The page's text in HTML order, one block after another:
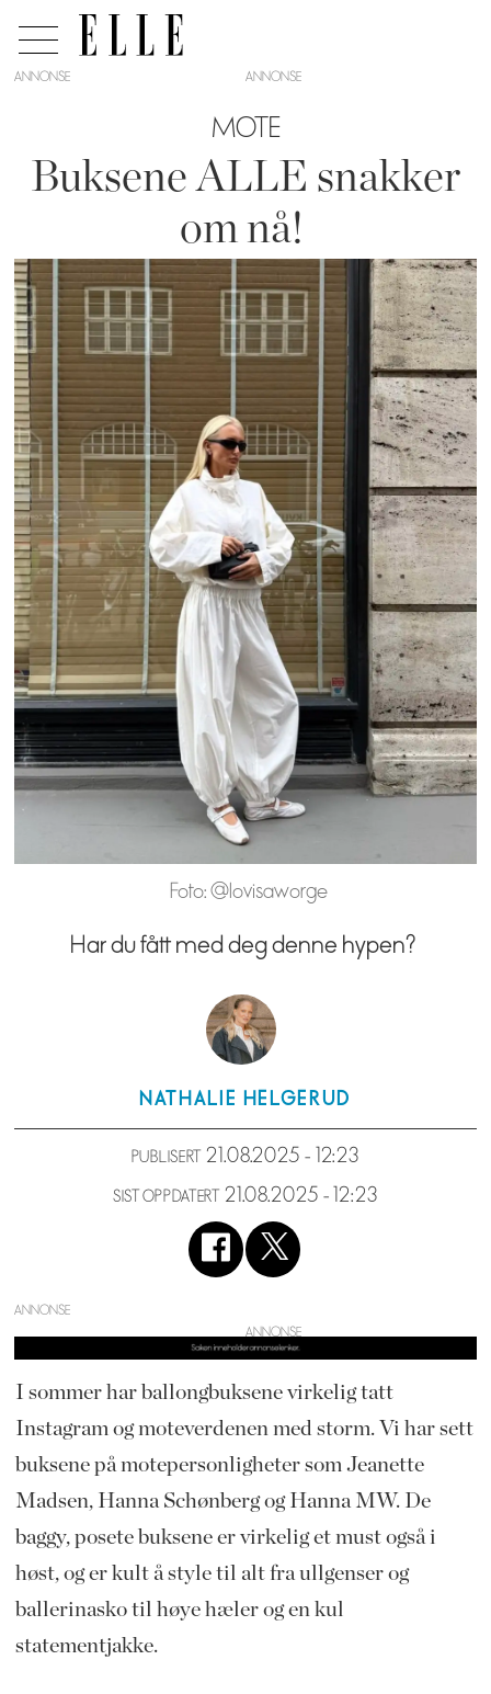
ANNONSE
MOTE
Buksene ALLE snakker
om nå!
Foto: @lovisaworge
Har du fått med deg denne hypen?
NATHALIE HELGERUD
PUBLISERT 21.08.2025 - 12:23
SIST OPPDATERT 21.08.2025 - 12:23
ANNONSE
I sommer har ballongbuksene virkelig tatt
Instagram og moteverdenen med storm. Vi har sett
buksene på motepersonligheter som Jeanette
Madsen, Hanna Schønberg og Hanna MW. De
baggy, posete buksene er virkelig et must også i
høst, og er kult å style til alt fra ullgenser og
ballerinasko til høye hæler og en kul
statementjakke.